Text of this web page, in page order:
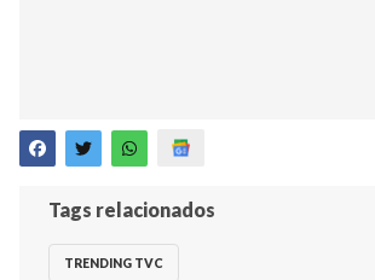
Tags relacionados
TRENDING TVC